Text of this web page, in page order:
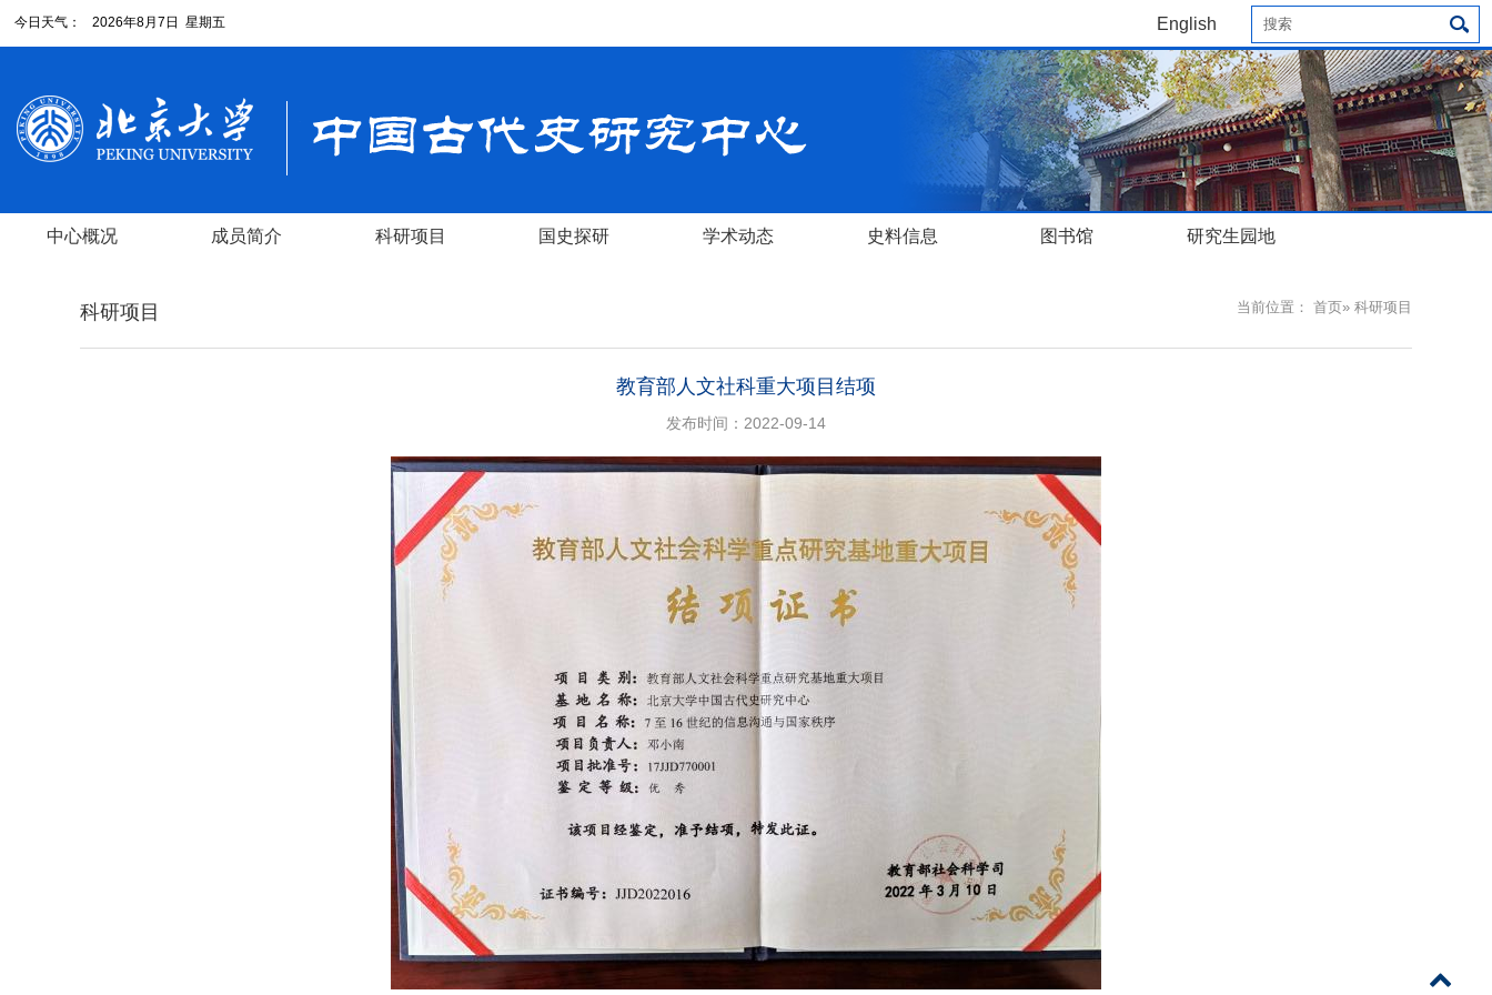
今日天气： 2026年8月7日 星期五 English
中心概况 成员简介 科研项目 国史探研 学术动态 史料信息 图书馆 研究生园地
当前位置： 首页» 科研项目
科研项目
教育部人文社科重大项目结项
发布时间：2022-09-14